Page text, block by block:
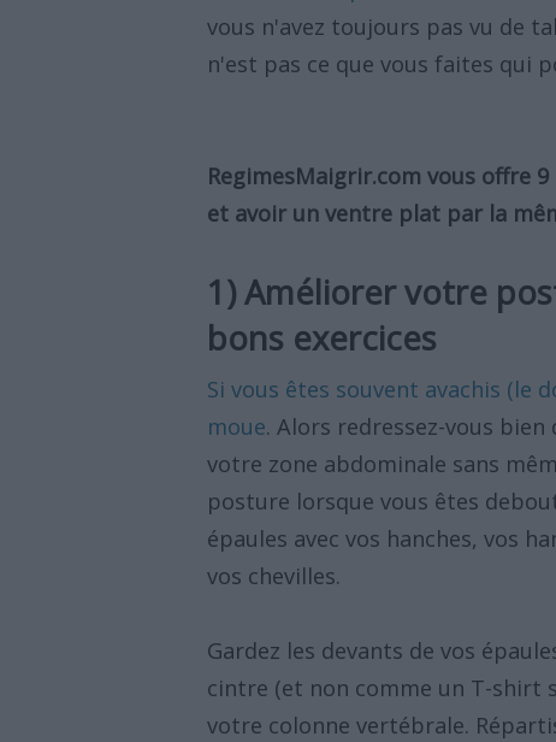
vous n'avez toujours pas vu de
n'est pas ce que vous faites qui
RegimesMaigrir.com vous offre
et avoir un ventre plat par la
1) Améliorer votre
bons exercices
Si vous êtes souvent avachis (le
moue. Alors redressez-vous
votre zone abdominale sans
posture lorsque vous êtes
épaules avec vos hanches, vos
vos chevilles.
Gardez les devants de vos
cintre (et non comme un T-shirt
votre colonne vertébrale.